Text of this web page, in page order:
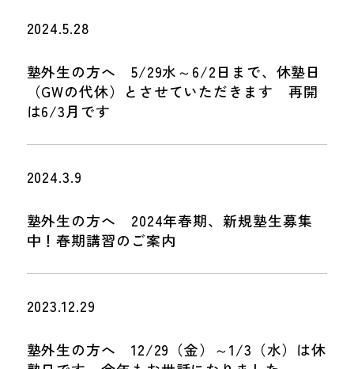
2024.5.28
塾外生の方へ 5/29水～6/2日まで、休塾日
（GWの代休）とさせていただきます 再開
は6/3月です
2024.3.9
塾外生の方へ 2024年春期、新規塾生募集
中！春期講習のご案内
2023.12.29
塾外生の方へ 12/29（金）～1/3（水）は休